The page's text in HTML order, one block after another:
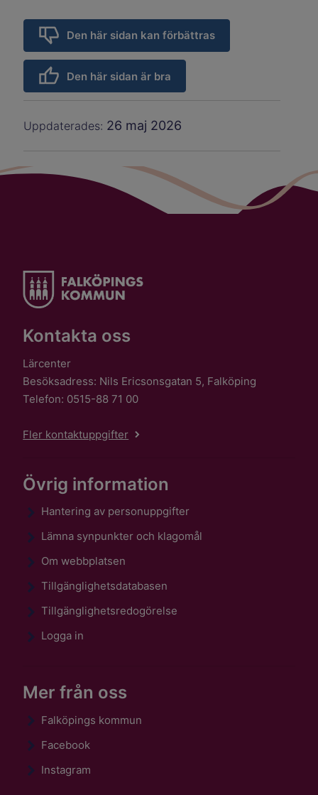
Den här sidan kan förbättras
Den här sidan är bra
Uppdaterades: 26 maj 2026
Kontakta oss
Lärcenter
Besöksadress: Nils Ericsonsgatan 5, Falköping
Telefon: 0515-88 71 00
Fler kontaktuppgifter
Övrig information
Hantering av personuppgifter
Lämna synpunkter och klagomål
Om webbplatsen
Tillgänglighetsdatabasen
Tillgänglighetsredogörelse
Logga in
Mer från oss
Falköpings kommun
Facebook
Instagram